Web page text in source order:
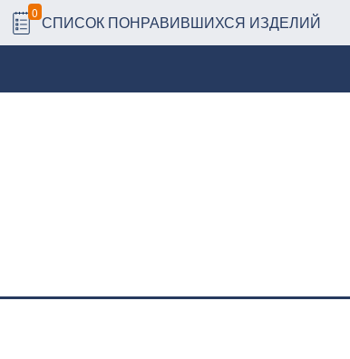
0 СПИСОК ПОНРАВИВШИХСЯ ИЗДЕЛИЙ